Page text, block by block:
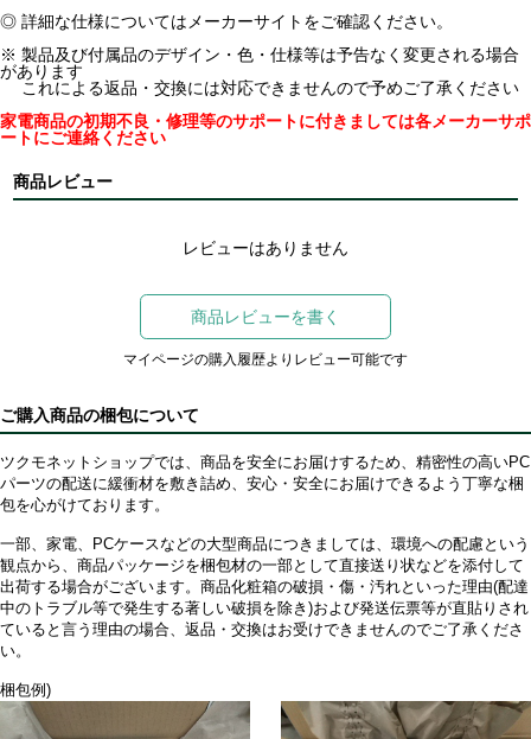
◎ 詳細な仕様についてはメーカーサイトをご確認ください。
※ 製品及び付属品のデザイン・色・仕様等は予告なく変更される場合
があります
これによる返品・交換には対応できませんので予めご了承ください
家電商品の初期不良・修理等のサポートに付きましては各メーカーサポ
ートにご連絡ください
商品レビュー
レビューはありません
商品レビューを書く
マイページの購入履歴よりレビュー可能です
ご購入商品の梱包について
ツクモネットショップでは、商品を安全にお届けするため、精密性の高いPC
パーツの配送に緩衝材を敷き詰め、安心・安全にお届けできるよう丁寧な梱
包を心がけております。
一部、家電、PCケースなどの大型商品につきましては、環境への配慮という
観点から、商品パッケージを梱包材の一部として直接送り状などを添付して
出荷する場合がございます。商品化粧箱の破損・傷・汚れといった理由(配達
中のトラブル等で発生する著しい破損を除き)および発送伝票等が直貼りされ
ていると言う理由の場合、返品・交換はお受けできませんのでご了承くださ
い。
梱包例)